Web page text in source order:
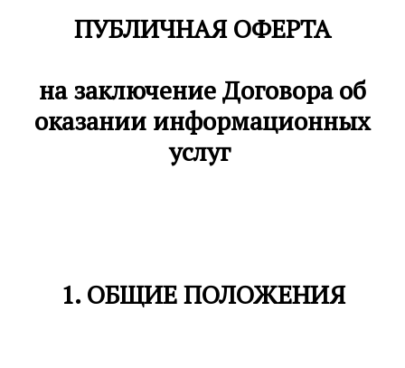
ПУБЛИЧНАЯ ОФЕРТА
на заключение Договора об
оказании информационных
услуг
1. ОБЩИЕ ПОЛОЖЕНИЯ